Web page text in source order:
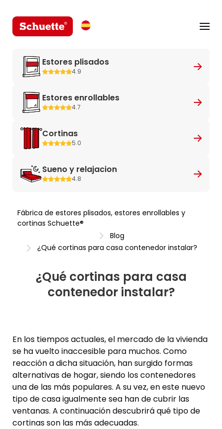
Estores plisados
4.9
Estores enrollables
4.7
Cortinas
5.0
Sueno y relajacion
4.8
Fábrica de estores plisados, estores enrollables y
cortinas Schuette®
Blog
¿Qué cortinas para casa contenedor instalar?
¿Qué cortinas para casa
contenedor instalar?
En los tiempos actuales, el mercado de la vivienda
se ha vuelto inaccesible para muchos. Como
reacción a dicha situación, han surgido formas
alternativas de hogar, siendo los contenedores
una de las más populares. A su vez, en este nuevo
tipo de casa igualmente sea han de cubrir las
ventanas. A continuación descubrirá qué tipo de
cortinas son las más adecuadas.